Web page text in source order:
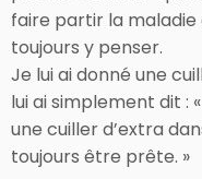
faire partir la maladie
toujours y penser.
Je lui ai donné une
lui ai simplement dit :
une cuiller d’extra
toujours être prête. »